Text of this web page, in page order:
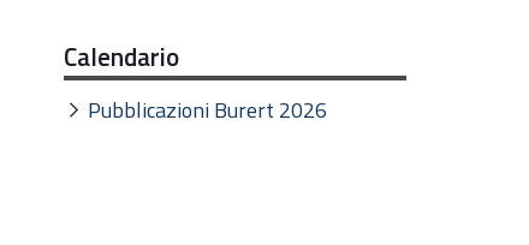
Calendario
Pubblicazioni Burert 2026